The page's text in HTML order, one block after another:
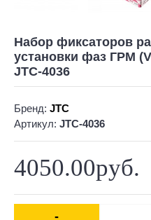
Набор фиксаторов
установки фаз ГРМ
JTC-4036
Бренд: JTC
Артикул: JTC-4036
4050.00руб.
-